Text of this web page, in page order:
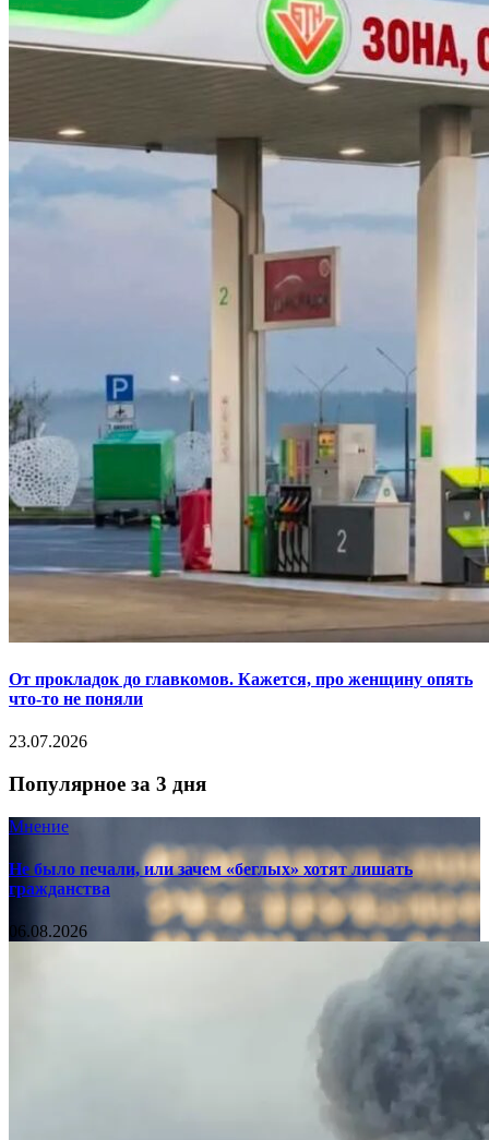
От прокладок до главкомов. Кажется, про женщину опять
что-то не поняли
23.07.2026
Популярное за 3 дня
Мнение
Не было печали, или зачем «беглых» хотят лишать
гражданства
06.08.2026